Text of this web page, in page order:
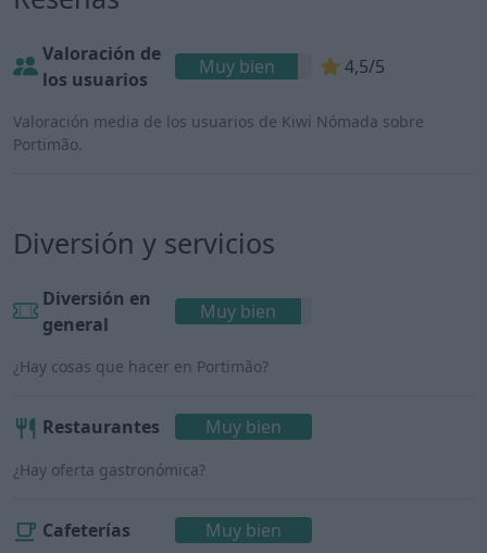
Valoración de
los usuarios
Muy bien 4,5/5
Valoración media de los usuarios de Kiwi Nómada sobre
Portimão.
Diversión y servicios
Diversión en
general
Muy bien
¿Hay cosas que hacer en Portimão?
Restaurantes Muy bien
¿Hay oferta gastronómica?
Cafeterías Muy bien